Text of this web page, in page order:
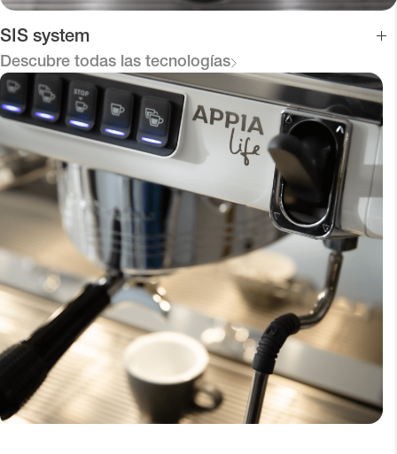
SIS system
El sistema de extracción Soft Infusion System realza el aroma
de cada mezcla de café, llevando a la taza todas las
sustancias nobles, con una crema corposa y persistente y
compensando cualquier error en el prensado del café.
Descubre todas las tecnologías